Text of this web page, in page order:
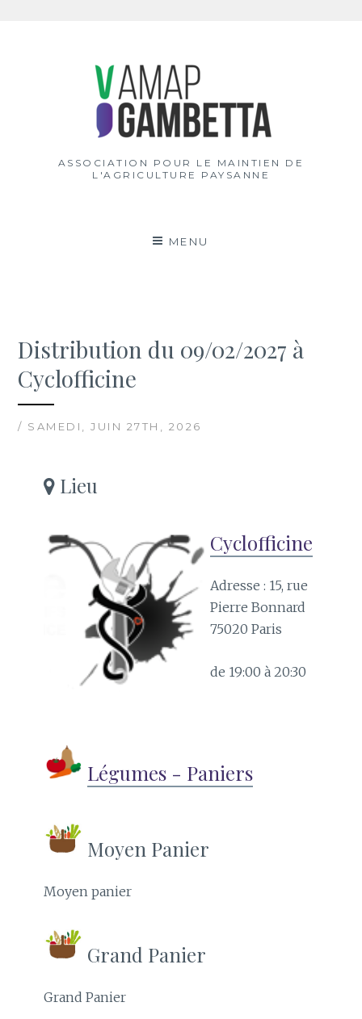
ASSOCIATION POUR LE MAINTIEN DE
L'AGRICULTURE PAYSANNE
MENU
Distribution du 09/02/2027 à
Cyclofficine
/ SAMEDI, JUIN 27TH, 2026
Lieu
Cyclofficine
Adresse : 15, rue
Pierre Bonnard
75020 Paris
de 19:00 à 20:30
Légumes - Paniers
Moyen Panier
Moyen panier
Grand Panier
Grand Panier